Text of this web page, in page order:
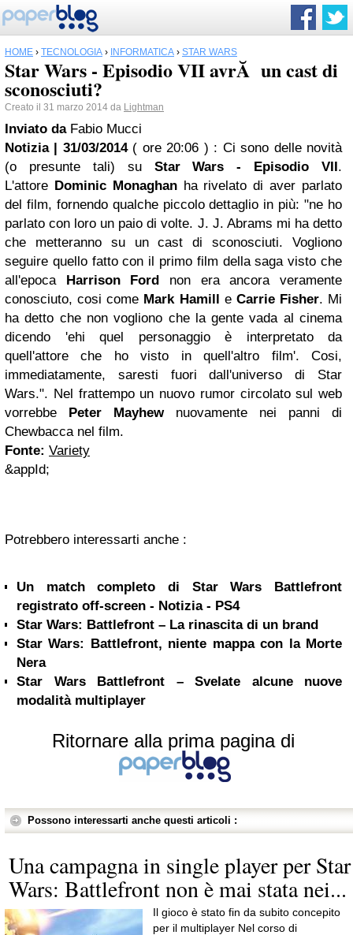
HOME › TECNOLOGIA › INFORMATICA › STAR WARS
Star Wars - Episodio VII avrĂ un cast di
sconosciuti?
Creato il 31 marzo 2014 da Lightman
Inviato da Fabio Mucci
Notizia | 31/03/2014 ( ore 20:06 ) : Ci sono delle novità
(o presunte tali) su Star Wars - Episodio VII.
L'attore Dominic Monaghanha rivelato di aver parlato
del film, fornendo qualche piccolo dettaglio in più: "ne ho
parlato con loro un paio di volte. J. J. Abrams mi ha detto
che metteranno su un cast di sconosciuti. Vogliono
seguire quello fatto con il primo film della saga visto che
all'epoca Harrison Ford non era ancora veramente
conosciuto, cosi come Mark Hamill e Carrie Fisher. Mi
ha detto che non vogliono che la gente vada al cinema
dicendo 'ehi quel personaggio è interpretato da
quell'attore che ho visto in quell'altro film'. Cosi,
immediatamente, saresti fuori dall'universo di Star
Wars.". Nel frattempo un nuovo rumor circolato sul web
vorrebbe Peter Mayhew nuovamente nei panni di
Chewbacca nel film.
Fonte: Variety
&appId;
Potrebbero interessarti anche :
Un match completo di Star Wars Battlefront
registrato off-screen - Notizia - PS4
Star Wars: Battlefront – La rinascita di un brand
Star Wars: Battlefront, niente mappa con la Morte
Nera
Star Wars Battlefront – Svelate alcune nuove
modalità multiplayer
Ritornare alla prima pagina di
Possono interessarti anche questi articoli :
Una campagna in single player per Star
Wars: Battlefront non è mai stata nei...
Il gioco è stato fin da subito concepito
per il multiplayer Nel corso di